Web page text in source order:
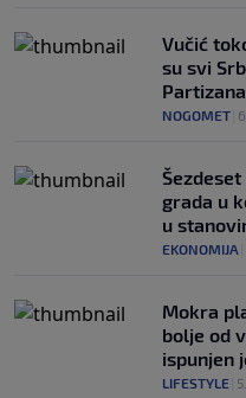
Vučić
su svi
NOGOMET
grada u
u
EKONOMIJA
Mokra
bolje od
ispunjen
LIFESTYLE